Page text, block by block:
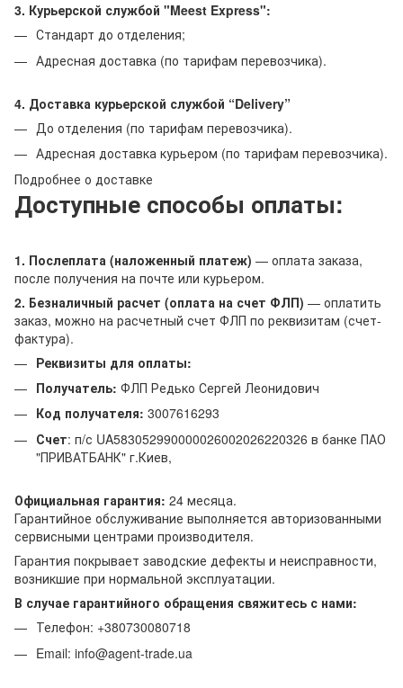
3. Курьерской службой "Meest Express":
Стандарт до отделения;
Адресная доставка (по тарифам перевозчика).
4. Доставка курьерской службой “Delivery”
До отделения (по тарифам перевозчика).
Адресная доставка курьером (по тарифам перевозчика).
Подробнее о доставке
Доступные способы оплаты:
1. Послеплата (наложенный платеж) — оплата заказа,
после получения на почте или курьером.
2. Безналичный расчет (оплата на счет ФЛП) — оплатить
заказ, можно на расчетный счет ФЛП по реквизитам (счет-
фактура).
Реквизиты для оплаты:
Получатель: ФЛП Редько Сергей Леонидович
Код получателя: 3007616293
Счет: п/с UA583052990000026002026220326 в банке ПАО
"ПРИВАТБАНК" г.Киев,
Официальная гарантия: 24 месяца.
Гарантийное обслуживание выполняется авторизованными
сервисными центрами производителя.
Гарантия покрывает заводские дефекты и неисправности,
возникшие при нормальной эксплуатации.
В случае гарантийного обращения свяжитесь с нами:
Телефон: +380730080718
Email: info@agent-trade.ua